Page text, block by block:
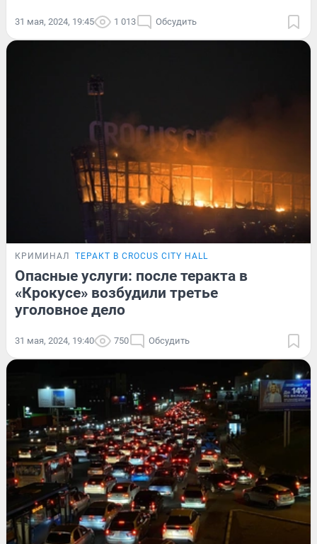
31 мая, 2024, 19:45 1 013 Обсудить
КРИМИНАЛ ТЕРАКТ В CROCUS CITY HALL
Опасные услуги: после теракта в
«Крокусе» возбудили третье
уголовное дело
31 мая, 2024, 19:40 750 Обсудить